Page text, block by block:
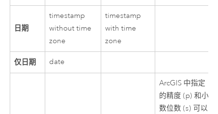
日期
timestamp
without time
zone
timestamp
with time
zone
仅日期 date
ArcGIS 中指定
的精度 (p) 和小
数位数 (s) 可以